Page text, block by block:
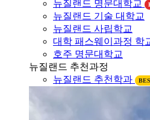
뉴질랜드 기술 대학교
뉴질랜드 사립학교
대학 패스웨이과정 학교
호주 명문대학교
뉴질랜드 추천과정
뉴질랜드 추천학과